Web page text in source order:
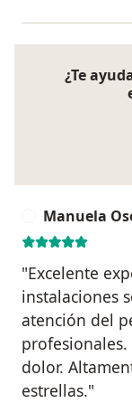
¿Te
Manuela
"Excelente
instalaciones
atención del
dolor.
estrellas."